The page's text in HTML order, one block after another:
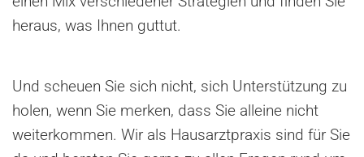
heraus, was Ihnen guttut.
Und scheuen Sie sich nicht, sich Unterstützung zu
holen, wenn Sie merken, dass Sie alleine nicht
weiterkommen. Wir als Hausarztpraxis sind für Sie